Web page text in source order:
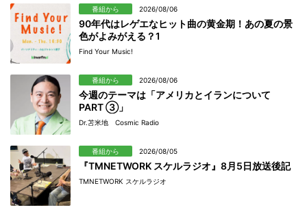
番組から 2026/08/06
90年代はレゲエなヒット曲の黄金期！あの夏の景
色がよみがえる？1
Find Your Music!
番組から 2026/08/06
今週のテーマは「アメリカとイランについて
PART ③」
Dr.苫米地 Cosmic Radio
番組から 2026/08/05
『TMNETWORK スケルラジオ』8月5日放送後記
TMNETWORK スケルラジオ